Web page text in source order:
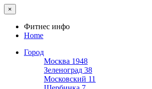
×
Фитнес инфо
Home
Город
Москва 1948
Зеленоград 38
Московский 11